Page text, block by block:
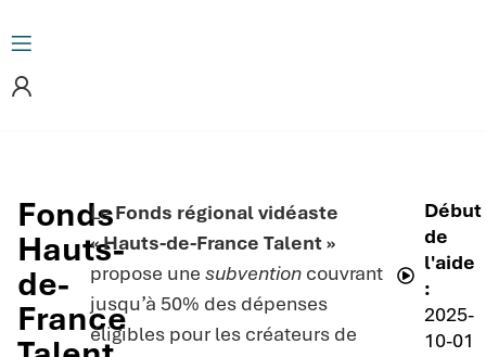
Fonds
Hauts-
de-
France
LeFonds régional vidéaste
« Hauts-de-France Talent »
propose unesubvention couvrant
jusqu’à 50% des dépenses
éligibles pour les créateurs de
Début
de
l'aide
:
2025-
10-01